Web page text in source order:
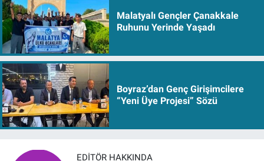
Malatyalı Gençler Çanakkale
Ruhunu Yerinde Yaşadı
Boyraz’dan Genç Girişimcilere
“Yeni Üye Projesi” Sözü
EDITÖR HAKKINDA